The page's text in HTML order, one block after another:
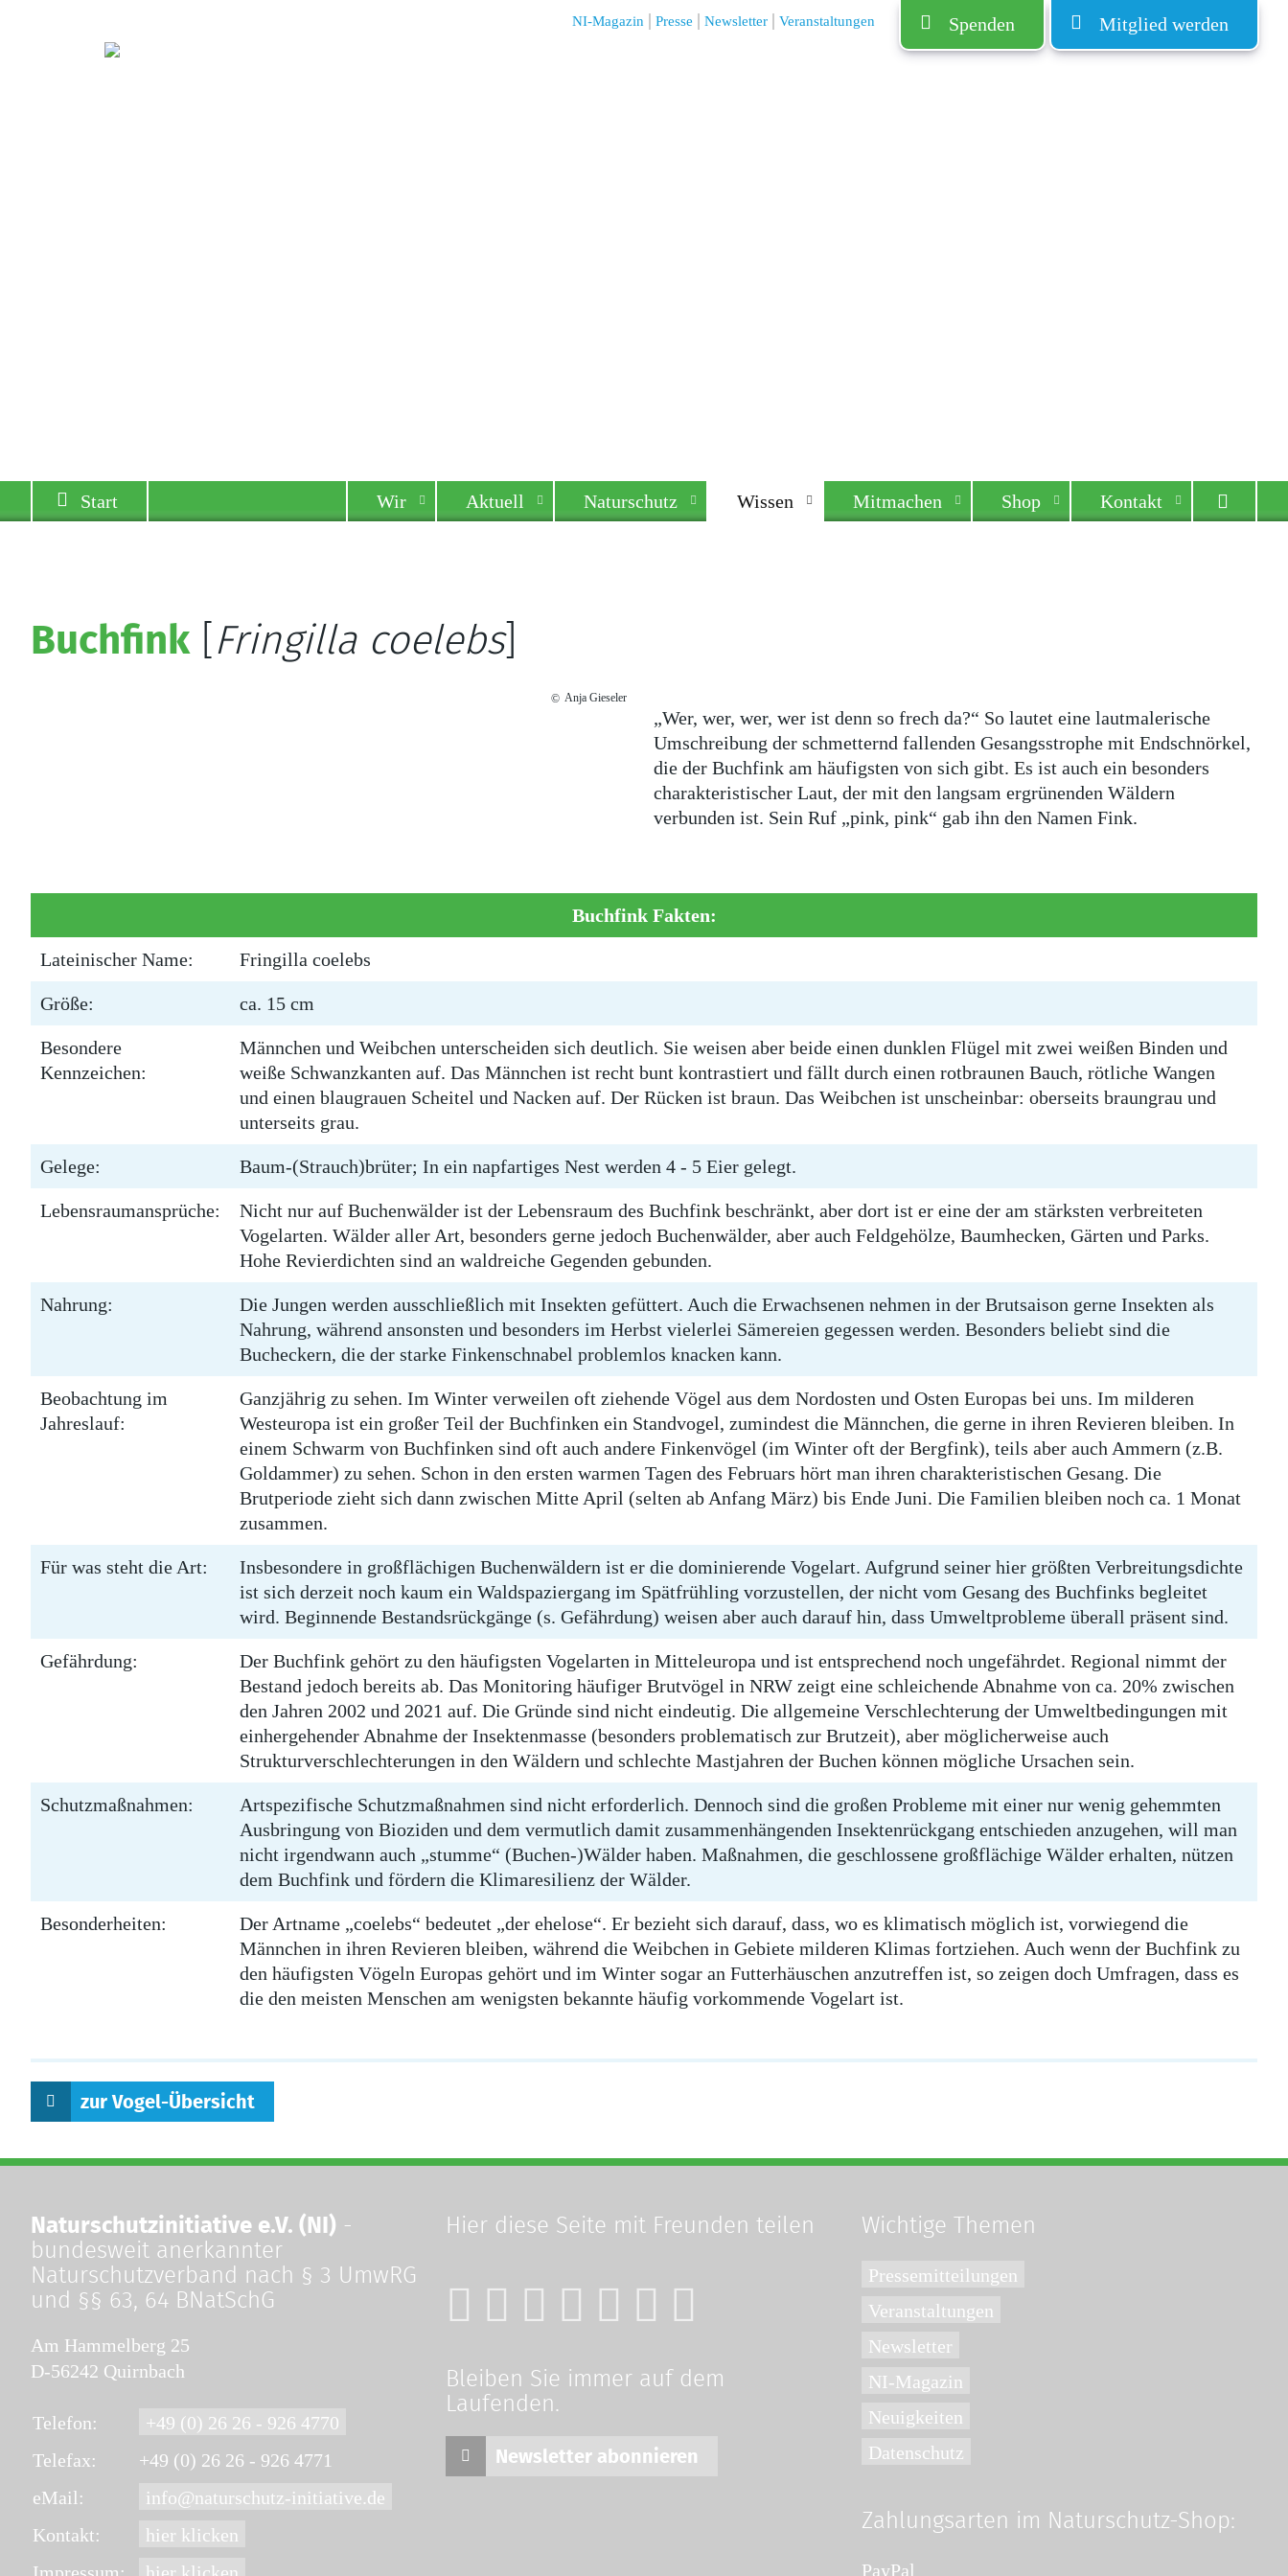
Buchfink Fringilla coelebs]
© Anja Gieseler
„Wer, wer, wer, wer ist denn so frech da?“ So lautet eine lautmalerische
Umschreibung der schmetternd fallenden Gesangsstrophe mit Endschnörkel,
die der Buchfink am häufigsten von sich gibt. Es ist auch ein besonders
charakteristischer Laut, der mit den langsam ergrünenden Wäldern
verbunden ist. Sein Ruf „pink, pink“ gab ihn den Namen Fink.
Buchfink Fakten:
Lateinischer Name: Fringilla coelebs
Größe: ca. 15 cm
Besondere
Kennzeichen:
Männchen und Weibchen unterscheiden sich deutlich. Sie weisen aber beide einen dunklen Flügel mit zwei weißen Binden und
weiße Schwanzkanten auf. Das Männchen ist recht bunt kontrastiert und fällt durch einen rotbraunen Bauch, rötliche Wangen
und einen blaugrauen Scheitel und Nacken auf. Der Rücken ist braun. Das Weibchen ist unscheinbar: oberseits braungrau und
unterseits grau.
Gelege: Baum-(Strauch)brüter; In ein napfartiges Nest werden 4 - 5 Eier gelegt.
Lebensraumansprüche:
Nicht nur auf Buchenwälder ist der Lebensraum des Buchfink beschränkt, aber dort ist er eine der am stärksten verbreiteten
Vogelarten. Wälder aller Art, besonders gerne jedoch Buchenwälder, aber auch Feldgehölze, Baumhecken, Gärten und Parks.
Hohe Revierdichten sind an waldreiche Gegenden gebunden.
Nahrung:
Die Jungen werden ausschließlich mit Insekten gefüttert. Auch die Erwachsenen nehmen in der Brutsaison gerne Insekten als
Nahrung, während ansonsten und besonders im Herbst vielerlei Sämereien gegessen werden. Besonders beliebt sind die
Bucheckern, die der starke Finkenschnabel problemlos knacken kann.
Beobachtung im
Jahreslauf:
Ganzjährig zu sehen. Im Winter verweilen oft ziehende Vögel aus dem Nordosten und Osten Europas bei uns. Im milderen
Westeuropa ist ein großer Teil der Buchfinken ein Standvogel, zumindest die Männchen, die gerne in ihren Revieren bleiben. In
einem Schwarm von Buchfinken sind oft auch andere Finkenvögel (im Winter oft der Bergfink), teils aber auch Ammern (z.B.
Goldammer) zu sehen. Schon in den ersten warmen Tagen des Februars hört man ihren charakteristischen Gesang. Die
Brutperiode zieht sich dann zwischen Mitte April (selten ab Anfang März) bis Ende Juni. Die Familien bleiben noch ca. 1 Monat
zusammen.
Für was steht die Art:
Insbesondere in großflächigen Buchenwäldern ist er die dominierende Vogelart. Aufgrund seiner hier größten Verbreitungsdichte
ist sich derzeit noch kaum ein Waldspaziergang im Spätfrühling vorzustellen, der nicht vom Gesang des Buchfinks begleitet
wird. Beginnende Bestandsrückgänge (s. Gefährdung) weisen aber auch darauf hin, dass Umweltprobleme überall präsent sind.
Gefährdung:
Der Buchfink gehört zu den häufigsten Vogelarten in Mitteleuropa und ist entsprechend noch ungefährdet. Regional nimmt der
Bestand jedoch bereits ab. Das Monitoring häufiger Brutvögel in NRW zeigt eine schleichende Abnahme von ca. 20% zwischen
den Jahren 2002 und 2021 auf. Die Gründe sind nicht eindeutig. Die allgemeine Verschlechterung der Umweltbedingungen mit
einhergehender Abnahme der Insektenmasse (besonders problematisch zur Brutzeit), aber möglicherweise auch
Strukturverschlechterungen in den Wäldern und schlechte Mastjahren der Buchen können mögliche Ursachen sein.
Schutzmaßnahmen:
Artspezifische Schutzmaßnahmen sind nicht erforderlich. Dennoch sind die großen Probleme mit einer nur wenig gehemmten
Ausbringung von Bioziden und dem vermutlich damit zusammenhängenden Insektenrückgang entschieden anzugehen, will man
nicht irgendwann auch „stumme“ (Buchen-)Wälder haben. Maßnahmen, die geschlossene großflächige Wälder erhalten, nützen
dem Buchfink und fördern die Klimaresilienz der Wälder.
Besonderheiten:
Der Artname „coelebs“ bedeutet „der ehelose“. Er bezieht sich darauf, dass, wo es klimatisch möglich ist, vorwiegend die
Männchen in ihren Revieren bleiben, während die Weibchen in Gebiete milderen Klimas fortziehen. Auch wenn der Buchfink zu
den häufigsten Vögeln Europas gehört und im Winter sogar an Futterhäuschen anzutreffen ist, so zeigen doch Umfragen, dass es
die den meisten Menschen am wenigsten bekannte häufig vorkommende Vogelart ist.
zur Vogel-Übersicht
Naturschutzinitiative e.V. (NI) -
bundesweit anerkannter
Naturschutzverband nach § 3 UmwRG
und §§ 63, 64 BNatSchG
Am Hammelberg 25
D-56242 Quirnbach
Telefon:
+49 (0) 26 26 - 926 4770
Telefax:
+49 (0) 26 26 - 926 4771
eMail:
info@naturschutz-initiative.de
Kontakt:
hier klicken
Hier diese Seite mit Freunden teilen
Bleiben Sie immer auf dem
Laufenden.
Newsletter abonnieren
Wichtige Themen
Pressemitteilungen
Veranstaltungen
Newsletter
NI-Magazin
Neuigkeiten
Datenschutz
Zahlungsarten im Naturschutz-Shop:
PayPal
NI-Magazin Presse Newsletter Veranstaltungen Spenden Mitglied werden
Start Wir Aktuell Naturschutz Wissen Mitmachen Shop Kontakt